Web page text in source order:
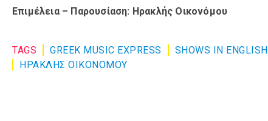
Επιμέλεια – Παρουσίαση: Ηρακλής Οικονόμου
TAGS GREEK MUSIC EXPRESS SHOWS IN ENGLISH
ΗΡΑΚΛΗΣ ΟΙΚΟΝΟΜΟΥ